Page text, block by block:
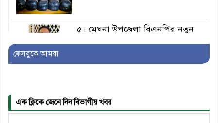
৫। মেঘনা উপজেলা বিএনপির নতুন
ফেসবুকে আমরা
এক ক্লিকে জেনে নিন বিভাগীয় খবর